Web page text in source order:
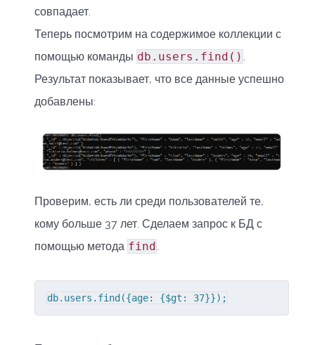
совпадает.
Теперь посмотрим на содержимое коллекции с
помощью команды db.users.find() .
Результат показывает, что все данные успешно
добавлены:
Проверим, есть ли среди пользователей те,
кому больше 37 лет. Сделаем запрос к БД с
помощью метода find .
db.users.find({age: {$gt: 37}});